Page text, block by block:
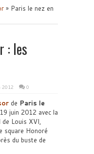
» Paris le nez en
: les
2012 0
de Paris le
juin 2012 avec la
de Louis XVI,
square Honoré
du buste de